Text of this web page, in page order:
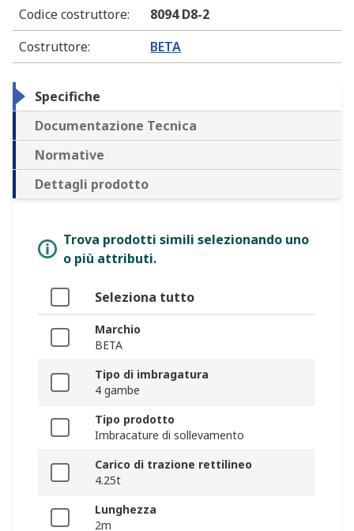
Codice costruttore:
8094 D8-2
Costruttore: BETA
Specifiche
Documentazione Tecnica
Normative
Dettagli prodotto
Trova prodotti simili selezionando uno
o più attributi.
Seleziona tutto
Marchio
BETA
Tipo di imbragatura
4 gambe
Tipo prodotto
Imbracature di sollevamento
Carico di trazione rettilineo
4.25t
Lunghezza
2m